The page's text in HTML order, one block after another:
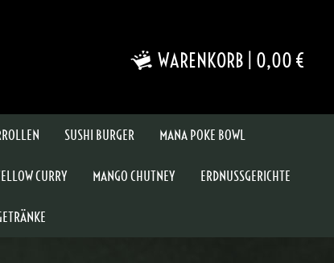
WARENKORB 0,00 €
SUSHI BURGER MANA POKE BOWL
CURRY MANGO CHUTNEY ERDNUSSGERICHTE